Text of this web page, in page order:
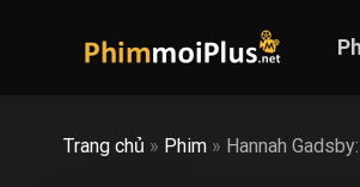
Trang chủ » Phim » Hannah